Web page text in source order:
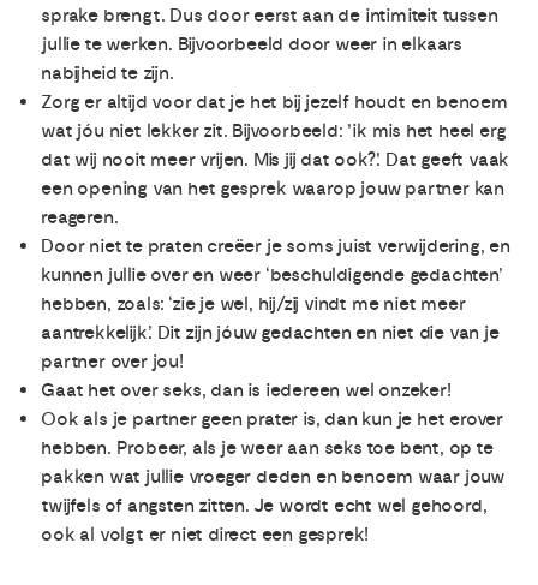
sprake brengt. Dus door eerst aan de intimiteit tussen
jullie te werken. Bijvoorbeeld door weer in elkaars
nabijheid te zijn.
Zorg er altijd voor dat je het bij jezelf houdt en benoem
wat jóu niet lekker zit. Bijvoorbeeld: 'ik mis het heel erg
dat wij nooit meer vrijen. Mis jij dat ook?'. Dat geeft vaak
een opening van het gesprek waarop jouw partner kan
reageren.
Door niet te praten creëer je soms juist verwijdering, en
kunnen jullie over en weer ‘beschuldigende gedachten’
hebben, zoals: ‘zie je wel, hij/zij vindt me niet meer
aantrekkelijk’. Dit zijn jóuw gedachten en niet die van je
partner over jou!
Gaat het over seks, dan is iedereen wel onzeker!
Ook als je partner geen prater is, dan kun je het erover
hebben. Probeer, als je weer aan seks toe bent, op te
pakken wat jullie vroeger deden en benoem waar jouw
twijfels of angsten zitten. Je wordt echt wel gehoord,
ook al volgt er niet direct een gesprek!